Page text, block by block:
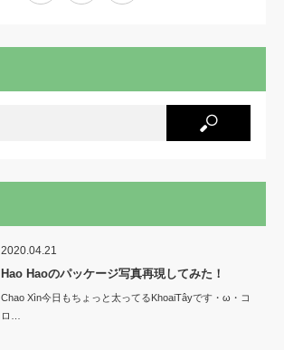
2020.04.21
Hao Haoのパッケージ写真再現してみた！
Chao Xìn今日もちょっと太ってるKhoaiTâyです・ω・コ
ロ…